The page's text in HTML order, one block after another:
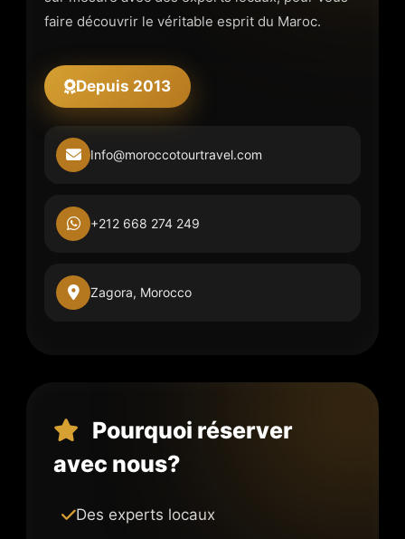
faire découvrir le véritable esprit du Maroc.
Depuis 2013
Info@moroccotourtravel.com
+212 668 274 249
Zagora, Morocco
Pourquoi réserver
avec nous?
Des experts locaux